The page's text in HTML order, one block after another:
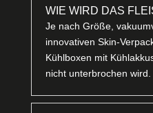
WIE WIRD DAS
Je nach Größe,
innovativen Skin-
Kühlboxen mit
nicht unterbrochen wird.